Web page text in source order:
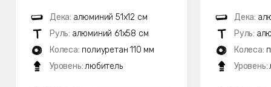
Дека: алюминий 51х12 см
Руль: алюминий 61х58 см
Колеса: полиуретан 110 мм
Уровень:любитель
Дека:
Руль:
Колеса:
Уровень: